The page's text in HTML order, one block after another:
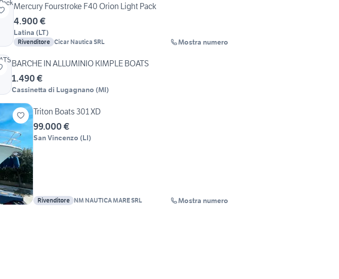
Mercury Fourstroke F40 Orion Light Pack
4.900 €
Latina (LT)
Rivenditore Cicar Nautica SRL Mostra numero
BARCHE IN ALLUMINIO KIMPLE BOATS
1.490 €
Cassinetta di Lugagnano (MI)
Triton Boats 301 XD
99.000 €
San Vincenzo (LI)
Rivenditore NM NAUTICA MARE SRL Mostra numero